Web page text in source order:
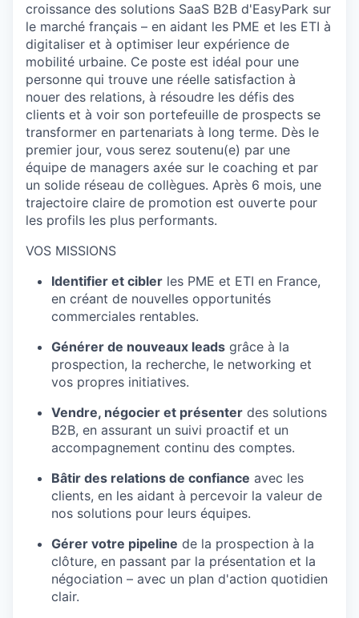
croissance des solutions SaaS B2B d'EasyPark sur
le marché français – en aidant les PME et les ETI à
digitaliser et à optimiser leur expérience de
mobilité urbaine. Ce poste est idéal pour une
personne qui trouve une réelle satisfaction à
nouer des relations, à résoudre les défis des
clients et à voir son portefeuille de prospects se
transformer en partenariats à long terme. Dès le
premier jour, vous serez soutenu(e) par une
équipe de managers axée sur le coaching et par
un solide réseau de collègues. Après 6 mois, une
trajectoire claire de promotion est ouverte pour
les profils les plus performants.
VOS MISSIONS
Identifier et cibler les PME et ETI en France,
en créant de nouvelles opportunités
commerciales rentables.
Générer de nouveaux leads grâce à la
prospection, la recherche, le networking et
vos propres initiatives.
Vendre, négocier et présenter des solutions
B2B, en assurant un suivi proactif et un
accompagnement continu des comptes.
Bâtir des relations de confiance avec les
clients, en les aidant à percevoir la valeur de
nos solutions pour leurs équipes.
Gérer votre pipeline de la prospection à la
clôture, en passant par la présentation et la
négociation – avec un plan d'action quotidien
clair.